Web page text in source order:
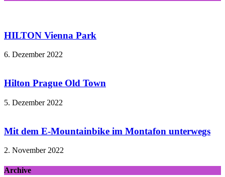
HILTON Vienna Park
6. Dezember 2022
Hilton Prague Old Town
5. Dezember 2022
Mit dem E-Mountainbike im Montafon unterwegs
2. November 2022
Archive